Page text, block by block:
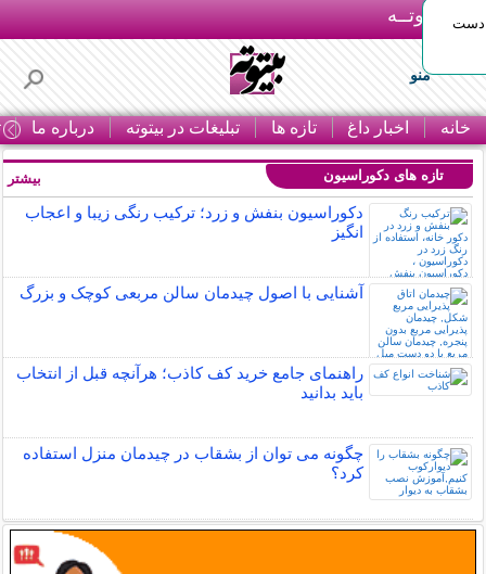
بـیتوتــه
منو
خانه اخبار داغ تازه ها تبلیغات در بیتوته درباره ما
دست
تازه های دکوراسیون
دکوراسیون بنفش و زرد؛ ترکیب رنگی زیبا و اعجاب
انگیز
آشنایی با اصول چیدمان سالن مربعی کوچک و بزرگ
راهنمای جامع خرید کف کاذب؛ هرآنچه قبل از انتخاب
باید بدانید
چگونه می توان از بشقاب در چیدمان منزل استفاده
کرد؟
بیشتر